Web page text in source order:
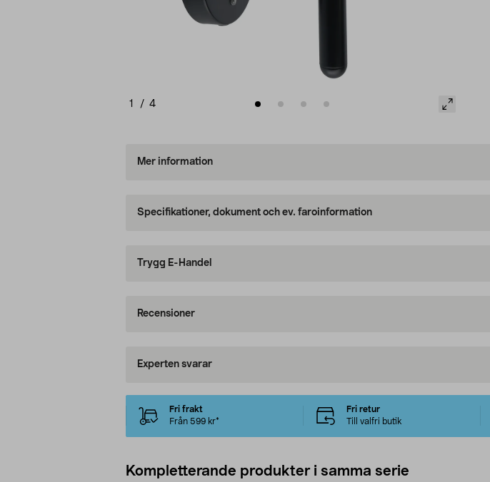
1 / 4
Mer information
Specifikationer, dokument och ev. faroinformation
Trygg E-Handel
Recensioner
Experten svarar
Fri frakt
Från 599 kr*
Fri retur
Till valfri butik
Kompletterande produkter i samma serie